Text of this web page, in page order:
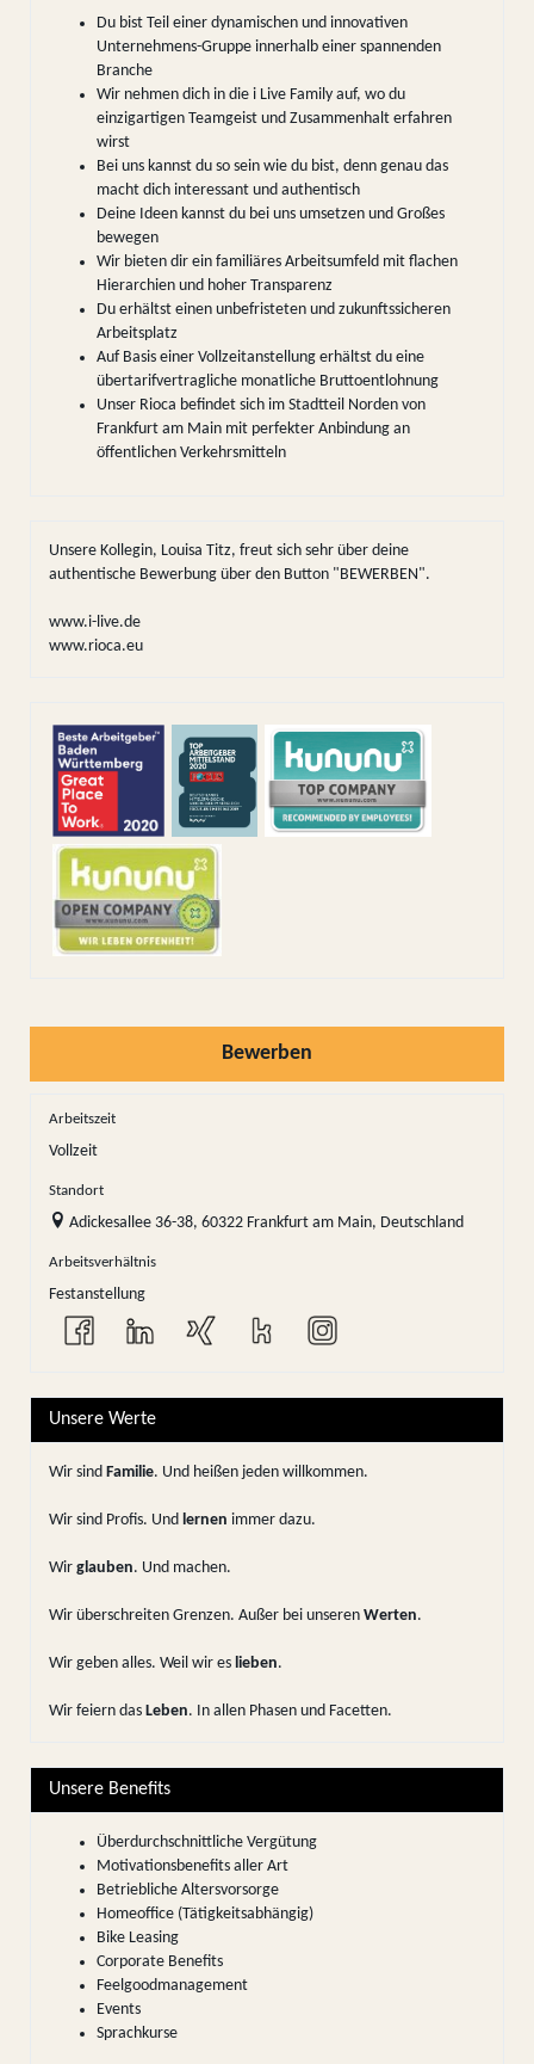
Du bist Teil einer dynamischen und innovativen
Unternehmens-Gruppe innerhalb einer spannenden
Branche
Wir nehmen dich in die i Live Family auf, wo du
einzigartigen Teamgeist und Zusammenhalt erfahren
wirst
Bei uns kannst du so sein wie du bist, denn genau das
macht dich interessant und authentisch
Deine Ideen kannst du bei uns umsetzen und Großes
bewegen
Wir bieten dir ein familiäres Arbeitsumfeld mit flachen
Hierarchien und hoher Transparenz
Du erhältst einen unbefristeten und zukunftssicheren
Arbeitsplatz
Auf Basis einer Vollzeitanstellung erhältst du eine
übertarifvertragliche monatliche Bruttoentlohnung
Unser Rioca befindet sich im Stadtteil Norden von
Frankfurt am Main mit perfekter Anbindung an
öffentlichen Verkehrsmitteln
Unsere Kollegin, Louisa Titz, freut sich sehr über deine
authentische Bewerbung über den Button "BEWERBEN".
www.i-live.de
www.rioca.eu
Bewerben
Arbeitszeit
Vollzeit
Standort
Adickesallee 36-38, 60322 Frankfurt am Main, Deutschland
Arbeitsverhältnis
Festanstellung
Unsere Werte
Wir sind Familie. Und heißen jeden willkommen.
Wir sind Profis. Und lernen immer dazu.
Wir glauben. Und machen.
Wir überschreiten Grenzen. Außer bei unseren Werten.
Wir geben alles. Weil wir es lieben.
Wir feiern das Leben. In allen Phasen und Facetten.
Unsere Benefits
Überdurchschnittliche Vergütung
Motivationsbenefits aller Art
Betriebliche Altersvorsorge
Homeoffice (Tätigkeitsabhängig)
Bike Leasing
Corporate Benefits
Feelgoodmanagement
Events
Sprachkurse